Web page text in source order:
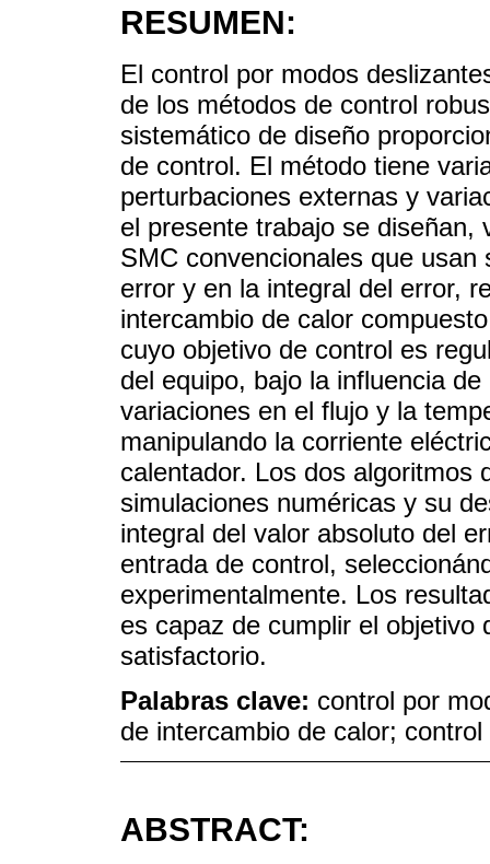
RESUMEN:
El control por modos
de los métodos de control
sistemático de diseño
de control. El método tiene
perturbaciones externas y
el presente trabajo se diseñan,
SMC convencionales que
error y en la integral del error,
intercambio de calor
cuyo objetivo de control es
del equipo, bajo la influencia
variaciones en el flujo y la
manipulando la corriente
calentador. Los dos algoritmos
simulaciones numéricas y su
integral del valor absoluto del
entrada de control,
experimentalmente. Los
es capaz de cumplir el objetivo
satisfactorio.
Palabras clave: control por
de intercambio de calor; control
ABSTRACT: